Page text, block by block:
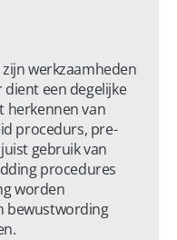
werkzaamheden
een degelijke
herkennen van
procedurs, pre-
gebruik van
procedures
worden
bewustwording